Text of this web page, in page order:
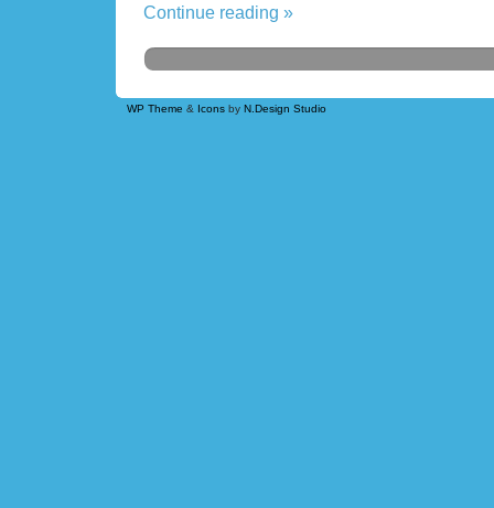
Continue reading »
WP Theme & Icons by N.Design Studio